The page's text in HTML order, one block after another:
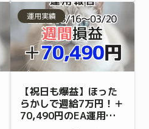
運用実績
【祝日も爆益】ほった
らかしで週給7万円！＋
70,490円のEA運用実